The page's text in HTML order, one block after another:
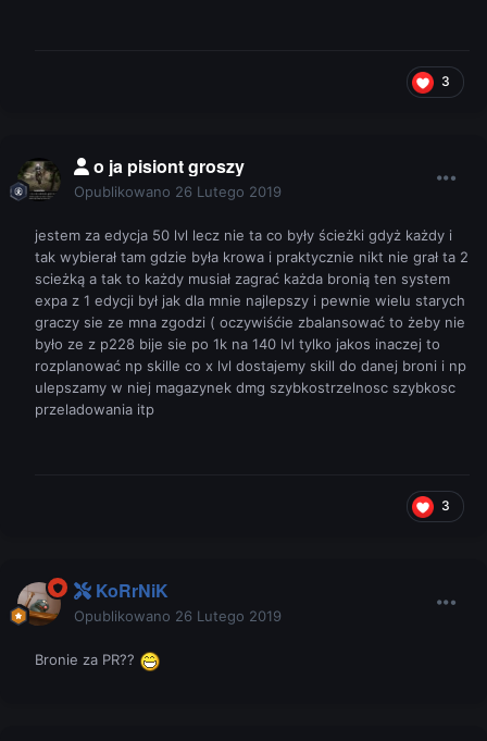
3
o ja pisiont groszy
Opublikowano 26 Lutego 2019
jestem za edycja 50 lvl lecz nie ta co były ścieżki gdyż każdy i
tak wybierał tam gdzie była krowa i praktycznie nikt nie grał ta 2
scieżką a tak to każdy musiał zagrać każda bronią ten system
expa z 1 edycji był jak dla mnie najlepszy i pewnie wielu starych
graczy sie ze mna zgodzi ( oczywiśćie zbalansować to żeby nie
było ze z p228 bije sie po 1k na 140 lvl tylko jakos inaczej to
rozplanować np skille co x lvl dostajemy skill do danej broni i np
ulepszamy w niej magazynek dmg szybkostrzelnosc szybkosc
przeladowania itp
3
KoRrNiK
Opublikowano 26 Lutego 2019
Bronie za PR??